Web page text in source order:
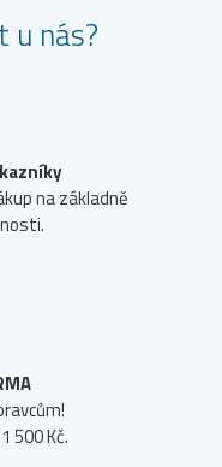
u nás?
na základně
500 Kč.